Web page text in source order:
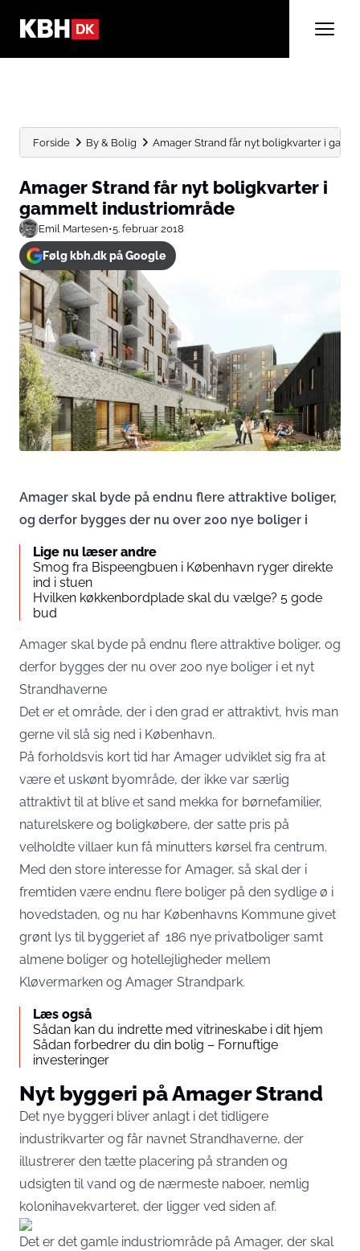
Forside By & Bolig Amager Strand får nyt boligkvarter i
Amager Strand får nyt boligkvarter i
gammelt industriområde
Emil Martesen•5. februar 2018
Følg kbh.dk på Google
Amager skal byde på endnu flere attraktive boliger,
og derfor bygges der nu over 200 nye boliger i
Lige nu læser andre
Smog fra Bispeengbuen i København ryger direkte
ind i stuen
Hvilken køkkenbordplade skal du vælge? 5 gode
bud
Amager skal byde på endnu flere attraktive boliger, og
derfor bygges der nu over 200 nye boliger i et nyt
Strandhaverne
Det er et område, der i den grad er attraktivt, hvis man
gerne vil slå sig ned i København.
På forholdsvis kort tid har Amager udviklet sig fra at
være et uskønt byområde, der ikke var særlig
attraktivt til at blive et sand mekka for børnefamilier,
naturelskere og boligkøbere, der satte pris på
velholdte villaer kun få minutters kørsel fra centrum.
Med den store interesse for Amager, så skal der i
fremtiden være endnu flere boliger på den sydlige ø i
hovedstaden, og nu har Københavns Kommune givet
grønt lys til byggeriet af 186 nye privatboliger samt
almene boliger og hotellejligheder mellem
Kløvermarken og Amager Strandpark.
Læs også
Sådan kan du indrette med vitrineskabe i dit hjem
Sådan forbedrer du din bolig – Fornuftige
investeringer
Nyt byggeri på Amager Strand
Det nye byggeri bliver anlagt i det tidligere
industrikvarter og får navnet Strandhaverne, der
illustrerer den tætte placering på stranden og
udsigten til vand og de nærmeste naboer, nemlig
kolonihavekvarteret, der ligger ved siden af.
Det er det gamle industriområde på Amager, der skal